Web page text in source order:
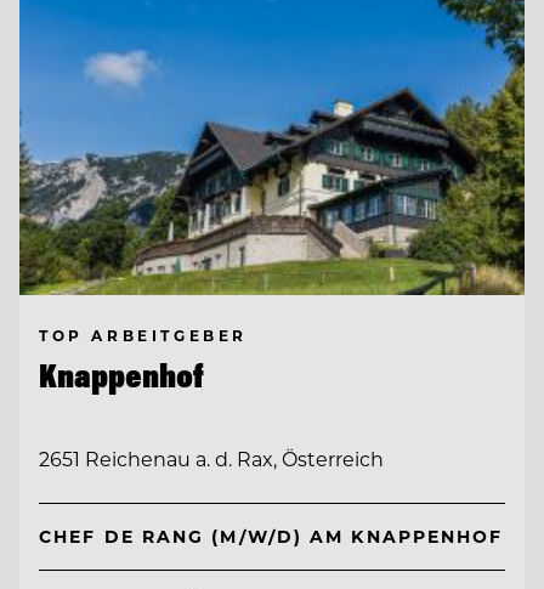
TOP ARBEITGEBER
Knappenhof
2651 Reichenau a. d. Rax, Österreich
CHEF DE RANG (M/W/D) AM KNAPPENHOF